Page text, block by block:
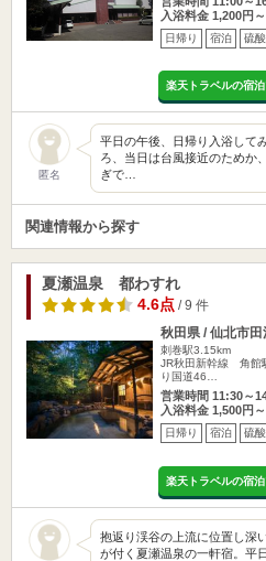
入浴料金 1,200円～
日帰り 宿泊 硫
楽天トラベルの宿
匿名
平日の午後、日帰り入浴して
ろ、当日は台風接近のためか
ぎで…
関連情報から探す
夏瀬温泉 都わすれ
4.6点/ 9 件
秋田県 / 仙北市
刺巻駅3.15km
JR秋田新幹線 角館
り国道46…
営業時間 11:30～
入浴料金 1,500円～
日帰り 宿泊 硫
楽天トラベルの宿
抱返り渓谷の上流に位置し深
が付く夏瀬温泉の一軒宿。平